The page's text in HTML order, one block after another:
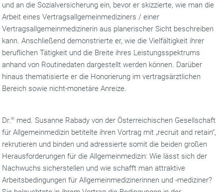
und an die Sozialversicherung ein, bevor er skizzierte, wie man die
Arbeit eines Vertragsallgemeinmediziners / einer
Vertragsallgemeinmedizinerin aus planerischer Sicht beschreiben
kann. Anschließend demonstrierte er, wie die Vielfältigkeit ihrer
beruflichen Tätigkeit und die Breite ihres Leistungsspektrums
anhand von Routinedaten dargestellt werden können. Darüber
hinaus thematisierte er die Honorierung im vertragsärztlichen
Bereich sowie nicht-monetäre Anreize.
Dr.in med. Susanne Rabady von der Österreichischen Gesellschaft
für Allgemeinmedizin betitelte ihren Vortrag mit „recruit and retain“,
rekrutieren und binden und adressierte somit die beiden großen
Herausforderungen für die Allgemeinmedizin: Wie lässt sich der
Nachwuchs sicherstellen und wie schafft man attraktive
Arbeitsbedingungen für Allgemeinmedizinerinnen und -mediziner?